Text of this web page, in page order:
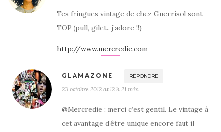
Tes fringues vintage de chez Guerrisol sont
TOP (pull, gilet.. j’adore !!)
http://www.mercredie.com
GLAMAZONE RÉPONDRE
23 octobre 2012 at 12 h 21 min
@Mercredie : merci c’est gentil. Le vintage à
cet avantage d’être unique encore faut il